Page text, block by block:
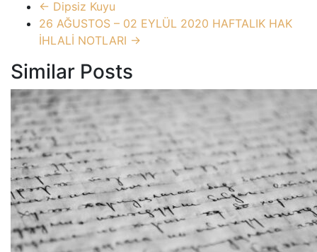
← Dipsiz Kuyu
26 AĞUSTOS – 02 EYLÜL 2020 HAFTALIK HAK
İHLALİ NOTLARI →
Similar Posts